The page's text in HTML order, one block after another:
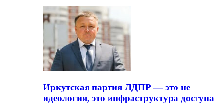
Иркутская партия ЛДПР — это не
идеология, это инфраструктура доступа